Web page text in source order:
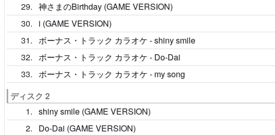
29
神さまのBirthday (GAME VERSION)
30
i (GAME VERSION)
31
ボーナス・トラック カラオケ - shiny smile
32
ボーナス・トラック カラオケ - Do-Dai
33
ボーナス・トラック カラオケ - my song
ディスク 2
1
shiny smile (GAME VERSION)
2
Do-Dai (GAME VERSION)